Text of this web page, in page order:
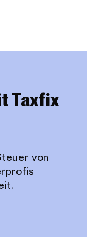
Taxfix
von